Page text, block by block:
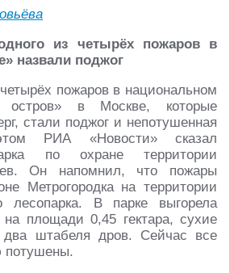
из четырёх пожаров в
назвали поджог
пожаров в национальном
остров» в Москве, которые
стали поджог и непотушенная
РИА «Новости» сказал
по охране территории
Он напомнил, что пожары
Метрогородка на территории
лесопарка. В парке выгорела
на площади 0,45 гектара, сухие
два штабеля дров. Сейчас все
потушены.